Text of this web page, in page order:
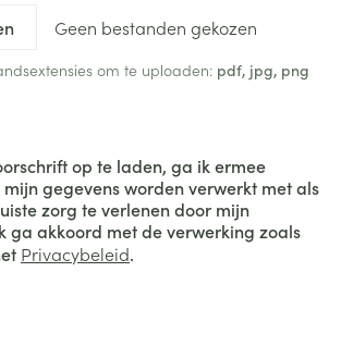
Geen bestanden gekozen
om te uploaden: pdf, jpg, png
op te laden, ga ik ermee
gegevens worden verwerkt met als
zorg te verlenen door mijn
ga akkoord met de verwerking zoals
Privacybeleid.